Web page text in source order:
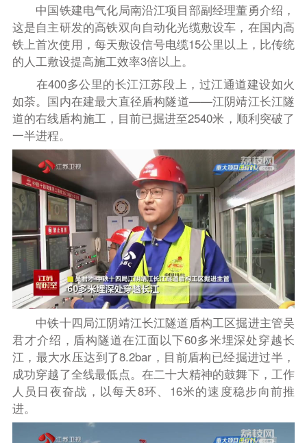
中国铁建电气化局南沿江项目部副经理董勇介绍，
这是自主研发的高铁双向自动化光缆敷设车，在国内高
铁上首次使用，每天敷设信号电缆15公里以上，比传统
的人工敷设提高施工效率3倍以上。
在400多公里的长江江苏段上，过江通道建设如火
如荼。国内在建最大直径盾构隧道——江阴靖江长江隧
道的右线盾构施工，目前已掘进至2540米，顺利突破了
一半进程。
中铁十四局江阴靖江长江隧道盾构工区掘进主管吴
君才介绍，盾构隧道在江面以下60多米埋深处穿越长
江，最大水压达到了8.2bar，目前盾构已经掘进过半，
成功穿越了全线最低点。在二十大精神的鼓舞下，工作
人员日夜奋战，以每天8环、16米的速度稳步向前推
进。